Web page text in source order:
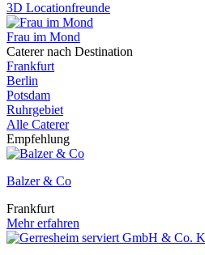
3D Locationfreunde
Frau im Mond
Caterer nach Destination
Frankfurt
Berlin
Potsdam
Ruhrgebiet
Alle Caterer
Empfehlung
Balzer & Co
Frankfurt
Mehr erfahren